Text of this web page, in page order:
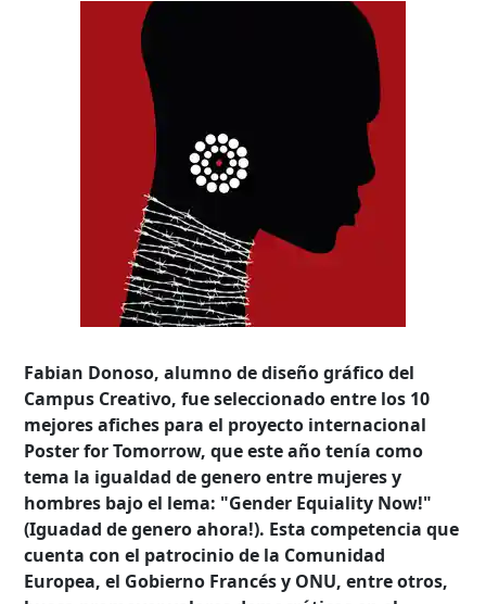
Fabian Donoso, alumno de diseño gráfico del
Campus Creativo, fue seleccionado entre los 10
mejores afiches para el proyecto internacional
Poster for Tomorrow, que este año tenía como
tema la igualdad de genero entre mujeres y
hombres bajo el lema: "Gender Equiality Now!"
(Iguadad de genero ahora!). Esta competencia que
cuenta con el patrocinio de la Comunidad
Europea, el Gobierno Francés y ONU, entre otros,